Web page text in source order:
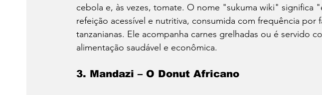
cebola e, às vezes, tomate. O nome "sukuma wiki" significa
refeição acessível e nutritiva, consumida com frequência por
tanzanianas. Ele acompanha carnes grelhadas ou é servido
alimentação saudável e econômica.
3. Mandazi – O Donut Africano